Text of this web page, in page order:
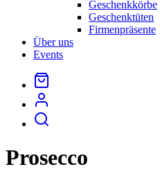
Geschenkkörbe
Geschenktüten
Firmenpräsente
Über uns
Events
Prosecco